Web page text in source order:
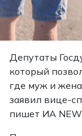
Депутаты
который
где муж и
заявил вице-
пишет ИА